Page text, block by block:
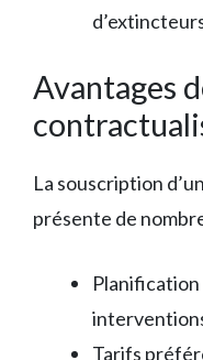
Avantages
La souscription
présente de
Tarifs